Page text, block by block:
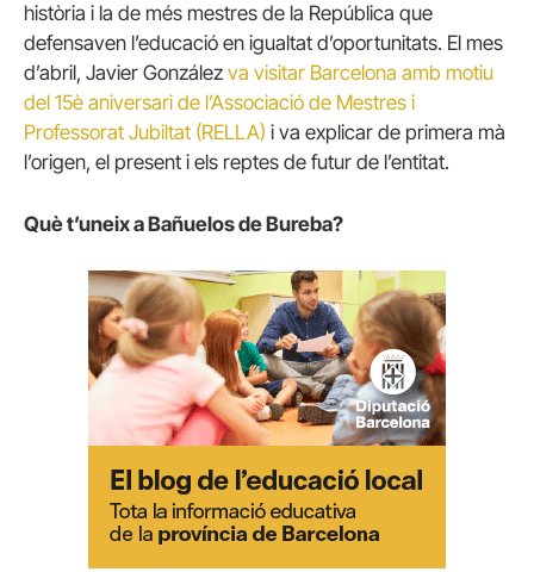
història i la de més mestres de la República que
defensaven l’educació en igualtat d’oportunitats. El mes
d’abril, Javier González va visitar Barcelona amb motiu
del 15è aniversari de l’Associació de Mestres i
Professorat Jubiltat (RELLA) i va explicar de primera mà
l’origen, el present i els reptes de futur de l’entitat.
Què t’uneix a Bañuelos de Bureba?